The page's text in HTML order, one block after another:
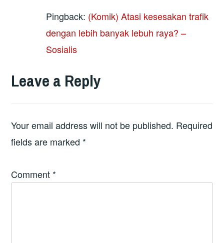
Pingback: (Komik) Atasi kesesakan trafik
dengan lebih banyak lebuh raya? –
Sosialis
Leave a Reply
Your email address will not be published. Required
fields are marked *
Comment *